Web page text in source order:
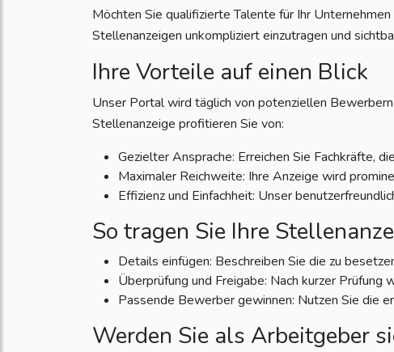
Möchten Sie qualifizierte Talente für Ihr
Stellenanzeigen unkompliziert einzutragen und
Ihre Vorteile auf einen Blick
Unser Portal wird täglich von potenziellen
Stellenanzeige profitieren Sie von:
Gezielter Ansprache: Erreichen Sie Fachkräfte,
Maximaler Reichweite: Ihre Anzeige wird
Effizienz und Einfachheit: Unser
So tragen Sie Ihre
Details einfügen: Beschreiben Sie die zu
Überprüfung und Freigabe: Nach kurzer
Passende Bewerber gewinnen: Nutzen Sie die
Werden Sie als Arbeitgeber